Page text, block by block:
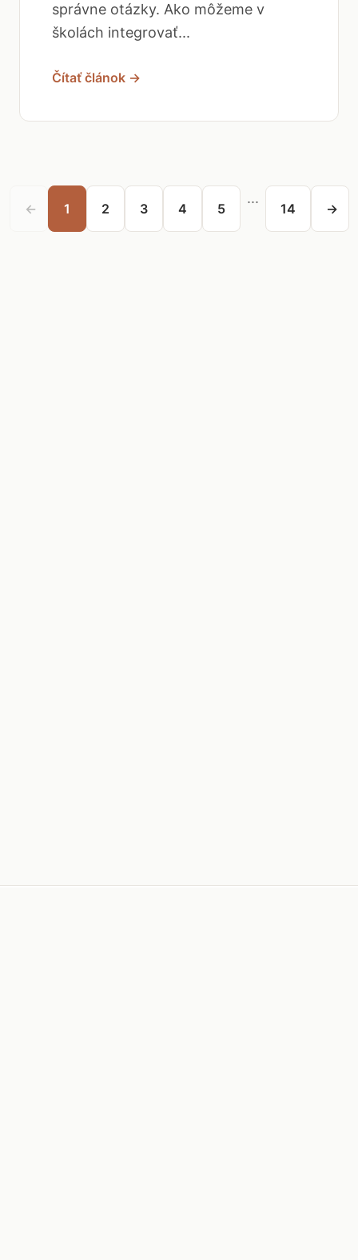
správne otázky. Ako môžeme v
školách integrovať...
Čítať článok →
← 1 2 3 4 5
...
14 →